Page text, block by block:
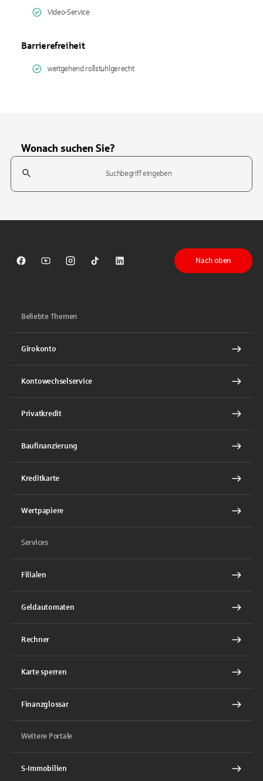
Video-Service
Barrierefreiheit
weitgehend rollstuhlgerecht
Wonach suchen Sie?
Suchfeld
Sparkasse auf Facebook
Sparkasse auf Youtube
Sparkasse auf Instagram
Sparkasse auf TikTok
Sparkasse auf LinkedIn
Nach oben
Beliebte Themen
Girokonto
Kontowechselservice
Privatkredit
Baufinanzierung
Kreditkarte
Wertpapiere
Services
Filialen
Geldautomaten
Rechner
Karte sperren
Finanzglossar
Weitere Portale
S-Immobilien